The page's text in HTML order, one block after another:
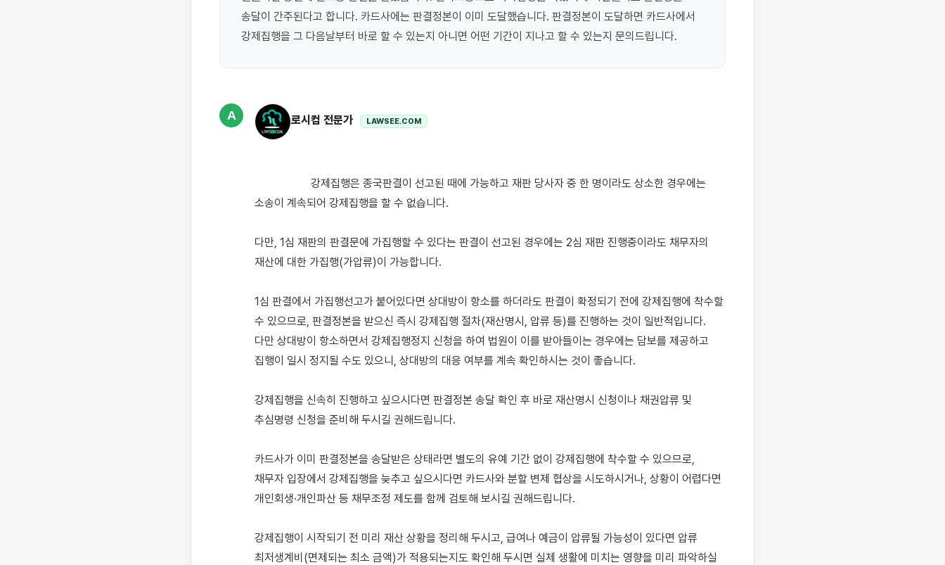
송달이 간주된다고 합니다. 카드사에는 판결정본이 이미 도달했습니다. 판결정본이 도달하면 카드사에서
A 로시컴 전문가 LAWSEE.COM
소송이 계속되어 강제집행을 할 수 없습니다.
다만, 1심 재판의 판결문에 가집행할 수 있다는 판결이 선고된 경우에는 2심 재판 진행중이라도 채무자의
재산에 대한 가집행(가압류)이 가능합니다.
1심 판결에서 가집행선고가 붙어있다면 상대방이 항소를 하더라도 판결이 확정되기 전에 강제집행에 착수할
수 있으므로, 판결정본을 받으신 즉시 강제집행 절차(재산명시, 압류 등)를 진행하는 것이 일반적입니다.
다만 상대방이 항소하면서 강제집행정지 신청을 하여 법원이 이를 받아들이는 경우에는 담보를 제공하고
집행이 일시 정지될 수도 있으니, 상대방의 대응 여부를 계속 확인하시는 것이 좋습니다.
강제집행을 신속히 진행하고 싶으시다면 판결정본 송달 확인 후 바로 재산명시 신청이나 채권압류 및
추심명령 신청을 준비해 두시길 권해드립니다.
카드사가 이미 판결정본을 송달받은 상태라면 별도의 유예 기간 없이 강제집행에 착수할 수 있으므로,
채무자 입장에서 강제집행을 늦추고 싶으시다면 카드사와 분할 변제 협상을 시도하시거나, 상황이 어렵다면
개인회생·개인파산 등 채무조정 제도를 함께 검토해 보시길 권해드립니다.
강제집행이 시작되기 전 미리 재산 상황을 정리해 두시고, 급여나 예금이 압류될 가능성이 있다면 압류
최저생계비(면제되는 최소 금액)가 적용되는지도 확인해 두시면 실제 생활에 미치는 영향을 미리 파악하실